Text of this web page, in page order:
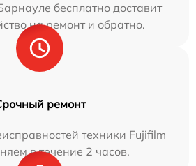
бесплатно доставит
на ремонт и обратно.
ремонт
техники Fujifilm
в течение 2 часов.